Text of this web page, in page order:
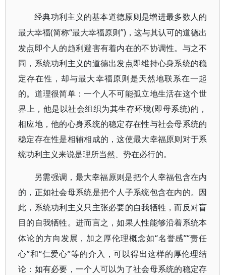
经典功利主义的基本道德原则是增进最多数人的
最大幸福(简称“最大幸福原则”)，这与其认可的道德出
发点即个人的趋利避害有着内在的不协调性。与之不
同，系统功利主义的道德出发点即维持心身系统的稳
定存在性，却与最大幸福原则是天然地联系在一起
的。道理很简单：一个人不可能孤立地生活在这个世
界上，他是以社会组织为其生存环境(即母系统)的，
相应地，他的心身系统的稳定存在性与社会母系统的
稳定存在性是相辅相成的，这使最大幸福原则对于系
统功利主义来说是理所当然、势在必行的。
另需强调，最大幸福原则是把个人幸福包含在内
的，正如社会母系统是把个人子系统包含在内的。因
此，系统功利主义只主张必要的自我牺牲，而反对盲
目的自我牺牲。进而言之，如果人性能够沿着系统本
体论的方向发展，加之厚伦理概念如“名誉感”“责任
心”和“仁爱心”等的介入，可以得出这样的厚伦理结
论：如有必要，一个人可以为了社会母系统的稳定存